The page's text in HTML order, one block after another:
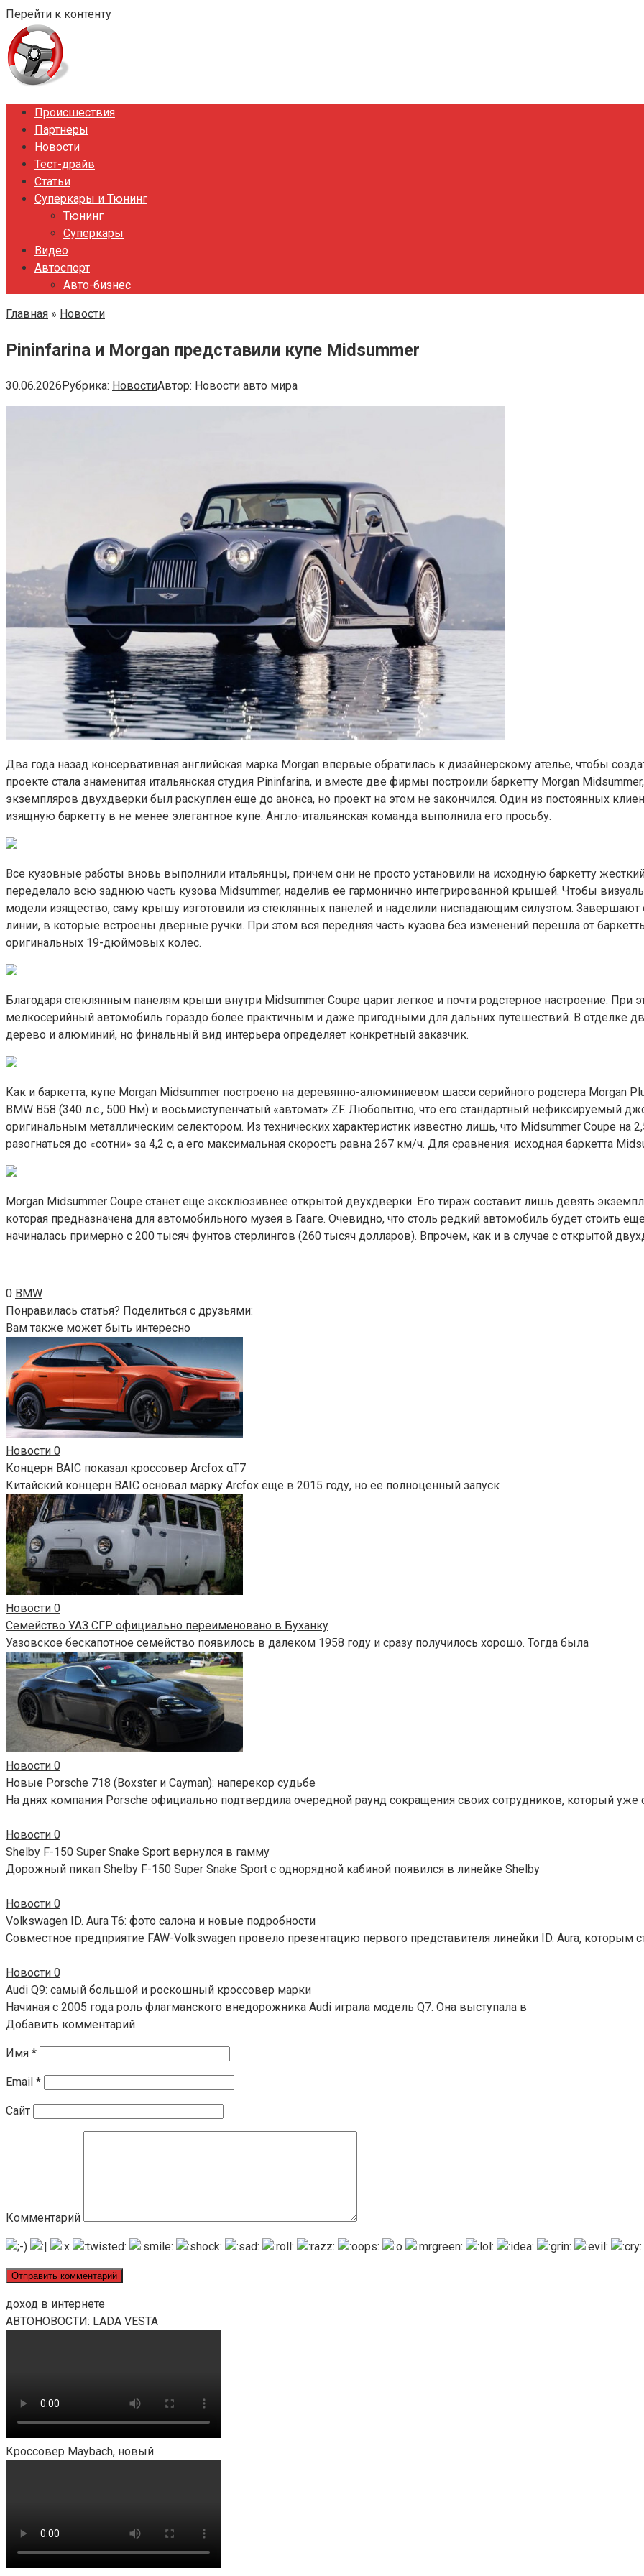
Перейти к контенту
Происшествия
Партнеры
Новости
Тест-драйв
Статьи
Суперкары и Тюнинг
Тюнинг
Суперкары
Видео
Автоспорт
Авто-бизнес
Главная » Новости
Pininfarina и Morgan представили купе Midsummer
30.06.2026Рубрика: НовостиАвтор: Новости авто мира
Два года назад консервативная английская марка Morgan впервые обратилась к дизайнерскому ателье, чтобы
проекте стала знаменитая итальянская студия Pininfarina, и вместе две фирмы построили баркетту Morgan
экземпляров двухдверки был раскуплен еще до анонса, но проект на этом не закончился. Один из постоянных
изящную баркетту в не менее элегантное купе. Англо-итальянская команда выполнила его просьбу.
Все кузовные работы вновь выполнили итальянцы, причем они не просто установили на исходную баркетту
переделало всю заднюю часть кузова Midsummer, наделив ее гармонично интегрированной крышей. Чтобы
модели изящество, саму крышу изготовили из стеклянных панелей и наделили ниспадающим силуэтом. Завершают
линии, в которые встроены дверные ручки. При этом вся передняя часть кузова без изменений перешла от
оригинальных 19-дюймовых колес.
Благодаря стеклянным панелям крыши внутри Midsummer Coupe царит легкое и почти родстерное настроение. При
мелкосерийный автомобиль гораздо более практичным и даже пригодными для дальних путешествий. В отделке
дерево и алюминий, но финальный вид интерьера определяет конкретный заказчик.
Как и баркетта, купе Morgan Midsummer построено на деревянно-алюминиевом шасси серийного родстера Morgan
BMW B58 (340 л.с., 500 Нм) и восьмиступенчатый «автомат» ZF. Любопытно, что его стандартный нефиксируемый
оригинальным металлическим селектором. Из технических характеристик известно лишь, что Midsummer Coupe на
разогнаться до «сотни» за 4,2 с, а его максимальная скорость равна 267 км/ч. Для сравнения: исходная баркетта
Morgan Midsummer Coupe станет еще эксклюзивнее открытой двухдверки. Его тираж составит лишь девять
которая предназначена для автомобильного музея в Гааге. Очевидно, что столь редкий автомобиль будет стоить
начиналась примерно с 200 тысяч фунтов стерлингов (260 тысяч долларов). Впрочем, как и в случае с открытой
0 BMW
Понравилась статья? Поделиться с друзьями:
Вам также может быть интересно
Новости 0
Концерн BAIC показал кроссовер Arcfox αT7
Китайский концерн BAIC основал марку Arcfox еще в 2015 году, но ее полноценный запуск
Новости 0
Семейство УАЗ СГР официально переименовано в Буханку
Уазовское бескапотное семейство появилось в далеком 1958 году и сразу получилось хорошо. Тогда была
Новости 0
Новые Porsche 718 (Boxster и Cayman): наперекор судьбе
На днях компания Porsche официально подтвердила очередной раунд сокращения своих сотрудников, который уже
Новости 0
Shelby F-150 Super Snake Sport вернулся в гамму
Дорожный пикап Shelby F-150 Super Snake Sport с однорядной кабиной появился в линейке Shelby
Новости 0
Volkswagen ID. Aura T6: фото салона и новые подробности
Совместное предприятие FAW-Volkswagen провело презентацию первого представителя линейки ID. Aura, которым
Новости 0
Audi Q9: самый большой и роскошный кроссовер марки
Начиная с 2005 года роль флагманского внедорожника Audi играла модель Q7. Она выступала в
Добавить комментарий
Имя *
Email *
Сайт
Комментарий
доход в интернете
АВТОНОВОСТИ: LADA VESTA
Кроссовер Maybach, новый